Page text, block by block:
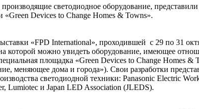
светодиодное оборудование,
«Green Devices to Change Homes & Towns».
«FPD International», проходившей с 29 по 31
которой можно увидеть оборудование, имеющее
площадка «Green Devices to Change Homes &
меняющее дома и города»). Свои разработки
светодиодной техники: Panasonic Electric
Lumiotec и Japan LED Association (JLEDS).